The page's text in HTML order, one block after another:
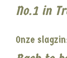
No.1 in
Onze